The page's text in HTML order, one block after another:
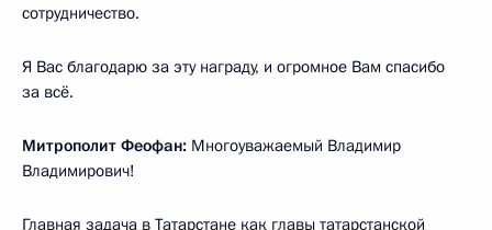
сотрудничество.
Я Вас благодарю за эту награду, и огромное Вам спасибо
за всё.
Митрополит Феофан: Многоуважаемый Владимир
Владимирович!
Главная задача в Татарстане как главы татарстанской